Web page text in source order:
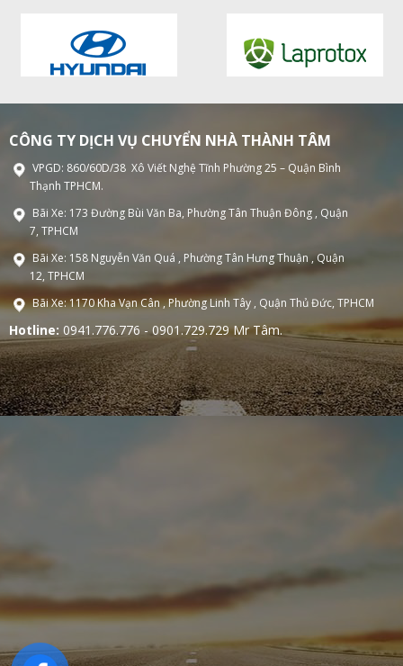
CÔNG TY DỊCH VỤ CHUYỂN NHÀ THÀNH TÂM
VPGD: 860/60D/38 Xô Viết Nghệ Tĩnh Phường 25 – Quận Bình
Thạnh TPHCM.
Bãi Xe: 173 Đường Bùi Văn Ba, Phường Tân Thuận Đông , Quận
7, TPHCM
Bãi Xe: 158 Nguyễn Văn Quá , Phường Tân Hưng Thuận , Quận
12, TPHCM
Bãi Xe: 1170 Kha Vạn Cân , Phường Linh Tây , Quận Thủ Đức, TPHCM
Hotline: 0941.776.776 - 0901.729.729 Mr Tâm.